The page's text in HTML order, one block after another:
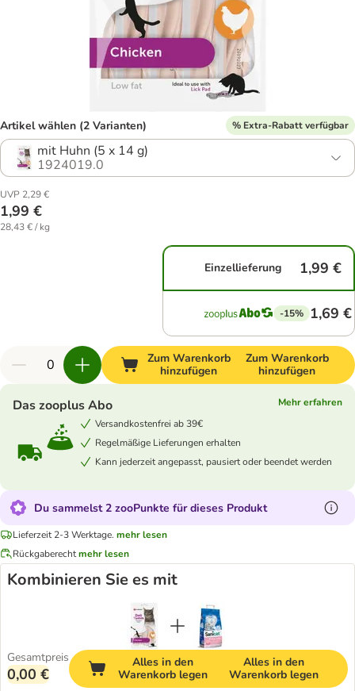
Artikel wählen (2 Varianten) % Extra-Rabatt verfügbar
mit Huhn (5 x 14 g)
1924019.0
UVP 2,29 €
1,99 €
28,43 € / kg
Einzellieferung 1,99 €
-15% 1,69 €
Zum Warenkorb
hinzufügen
Zum Warenkorb
hinzufügen
Das zooplus Abo
Mehr erfahren
Versandkostenfrei ab 39€
Regelmäßige Lieferungen erhalten
Kann jederzeit angepasst, pausiert oder beendet werden
Du sammelst 2 zooPunkte für dieses Produkt
Lieferzeit 2-3 Werktage. mehr lesen
Rückgaberechtmehr lesen
Kombinieren Sie es mit
Gesamtpreis
0,00 €
Alles in den
Warenkorb legen
Alles in den
Warenkorb legen